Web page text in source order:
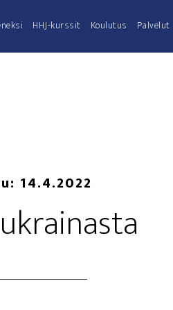
HHJ-kurs­­sit Kou­lu­tus Pal­ve­lut
14.4.2022